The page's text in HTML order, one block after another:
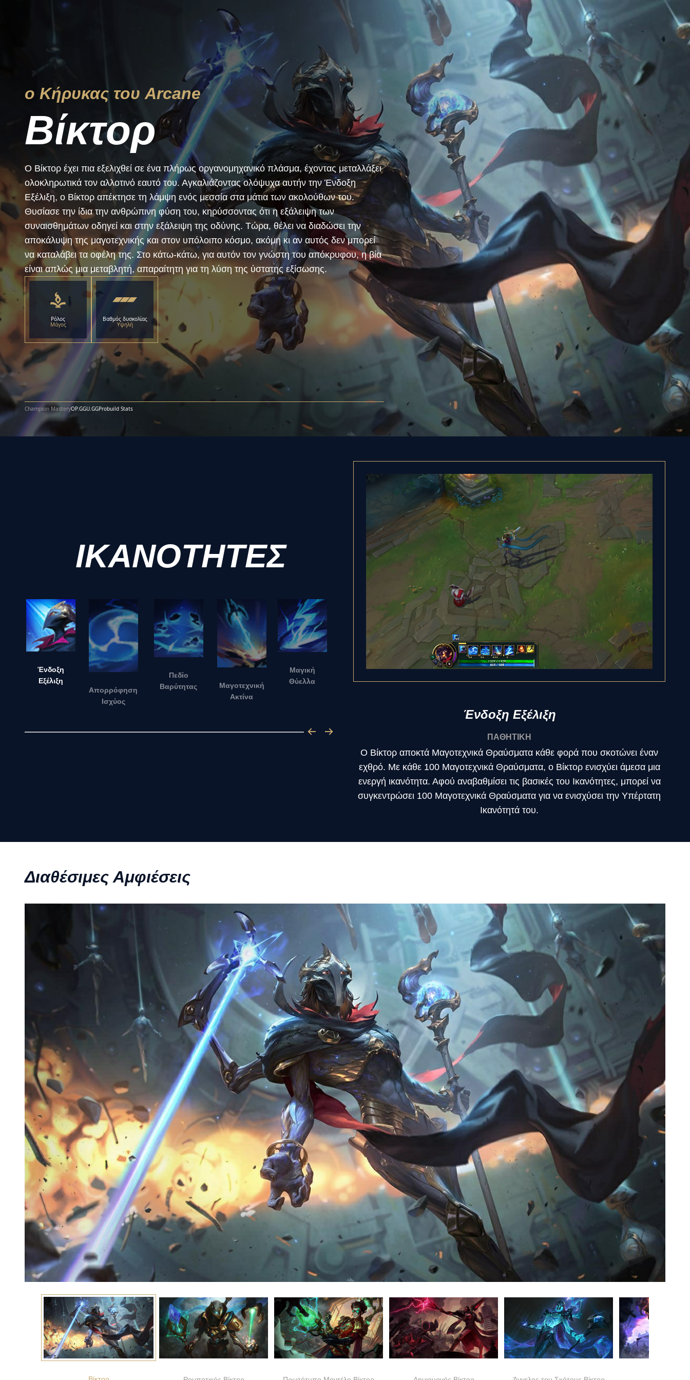
ο Κήρυκας του Arcane
Βίκτορ
Ο Βίκτορ έχει πια εξελιχθεί σε ένα πλήρως οργανομηχανικό πλάσμα, έχοντας μεταλλάξει
ολοκληρωτικά τον αλλοτινό εαυτό του. Αγκαλιάζοντας ολόψυχα αυτήν την Ένδοξη
Εξέλιξη, ο Βίκτορ απέκτησε τη λάμψη ενός μεσσία στα μάτια των ακολούθων του.
Θυσίασε την ίδια την ανθρώπινη φύση του, κηρύσσοντας ότι η εξάλειψη των
συναισθημάτων οδηγεί και στην εξάλειψη της οδύνης. Τώρα, θέλει να διαδώσει την
αποκάλυψη της μαγοτεχνικής και στον υπόλοιπο κόσμο, ακόμη κι αν αυτός δεν μπορεί
να καταλάβει τα οφέλη της. Στο κάτω-κάτω, για αυτόν τον γνώστη του απόκρυφου, η βία
είναι απλώς μια μεταβλητή, απαραίτητη για τη λύση της ύστατης εξίσωσης.
Ρόλος
Μάγος
Βαθμός δυσκολίας
Υψηλή
Champion MasteryOP.GGU.GGProbuild Stats
ΙΚΑΝΟΤΗΤΕΣ
Ένδοξη
Εξέλιξη
Απορρόφηση
Ισχύος
Πεδίο
Βαρύτητας
Μαγοτεχνική
Ακτίνα
Μαγική
Θύελλα
Ένδοξη Εξέλιξη
ΠΑΘΗΤΙΚΗ
Ο Βίκτορ αποκτά Μαγοτεχνικά Θραύσματα κάθε φορά που σκοτώνει έναν
εχθρό. Με κάθε 100 Μαγοτεχνικά Θραύσματα, ο Βίκτορ ενισχύει άμεσα μια
ενεργή ικανότητα. Αφού αναβαθμίσει τις βασικές του Ικανότητες, μπορεί να
συγκεντρώσει 100 Μαγοτεχνικά Θραύσματα για να ενισχύσει την Υπέρτατη
Ικανότητά του.
Διαθέσιμες Αμφιέσεις